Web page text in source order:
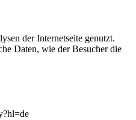
der Internetseite genutzt.
Daten, wie der Besucher die